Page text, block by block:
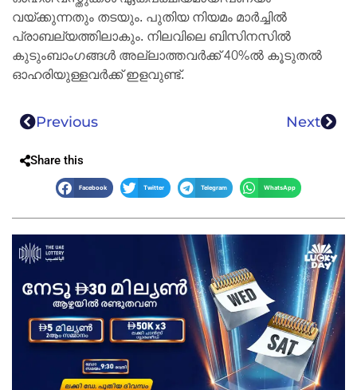
വയ്ക്കുന്നതും തടയും. പുതിയ നിയമം മാർച്ചിൽ
പ്രാബല്യത്തിലാകും. നിലവിലെ ബിസിനസിൽ
കുടുംബാംഗങ്ങൾ അല്ലാത്തവർക്ക് 40%ൽ കൂടുതൽ
ഓഹരിയുള്ളവർക്ക് ഇളവുണ്ട്.
Previous Next
Share this
Facebook Twitter Telegram WhatsApp